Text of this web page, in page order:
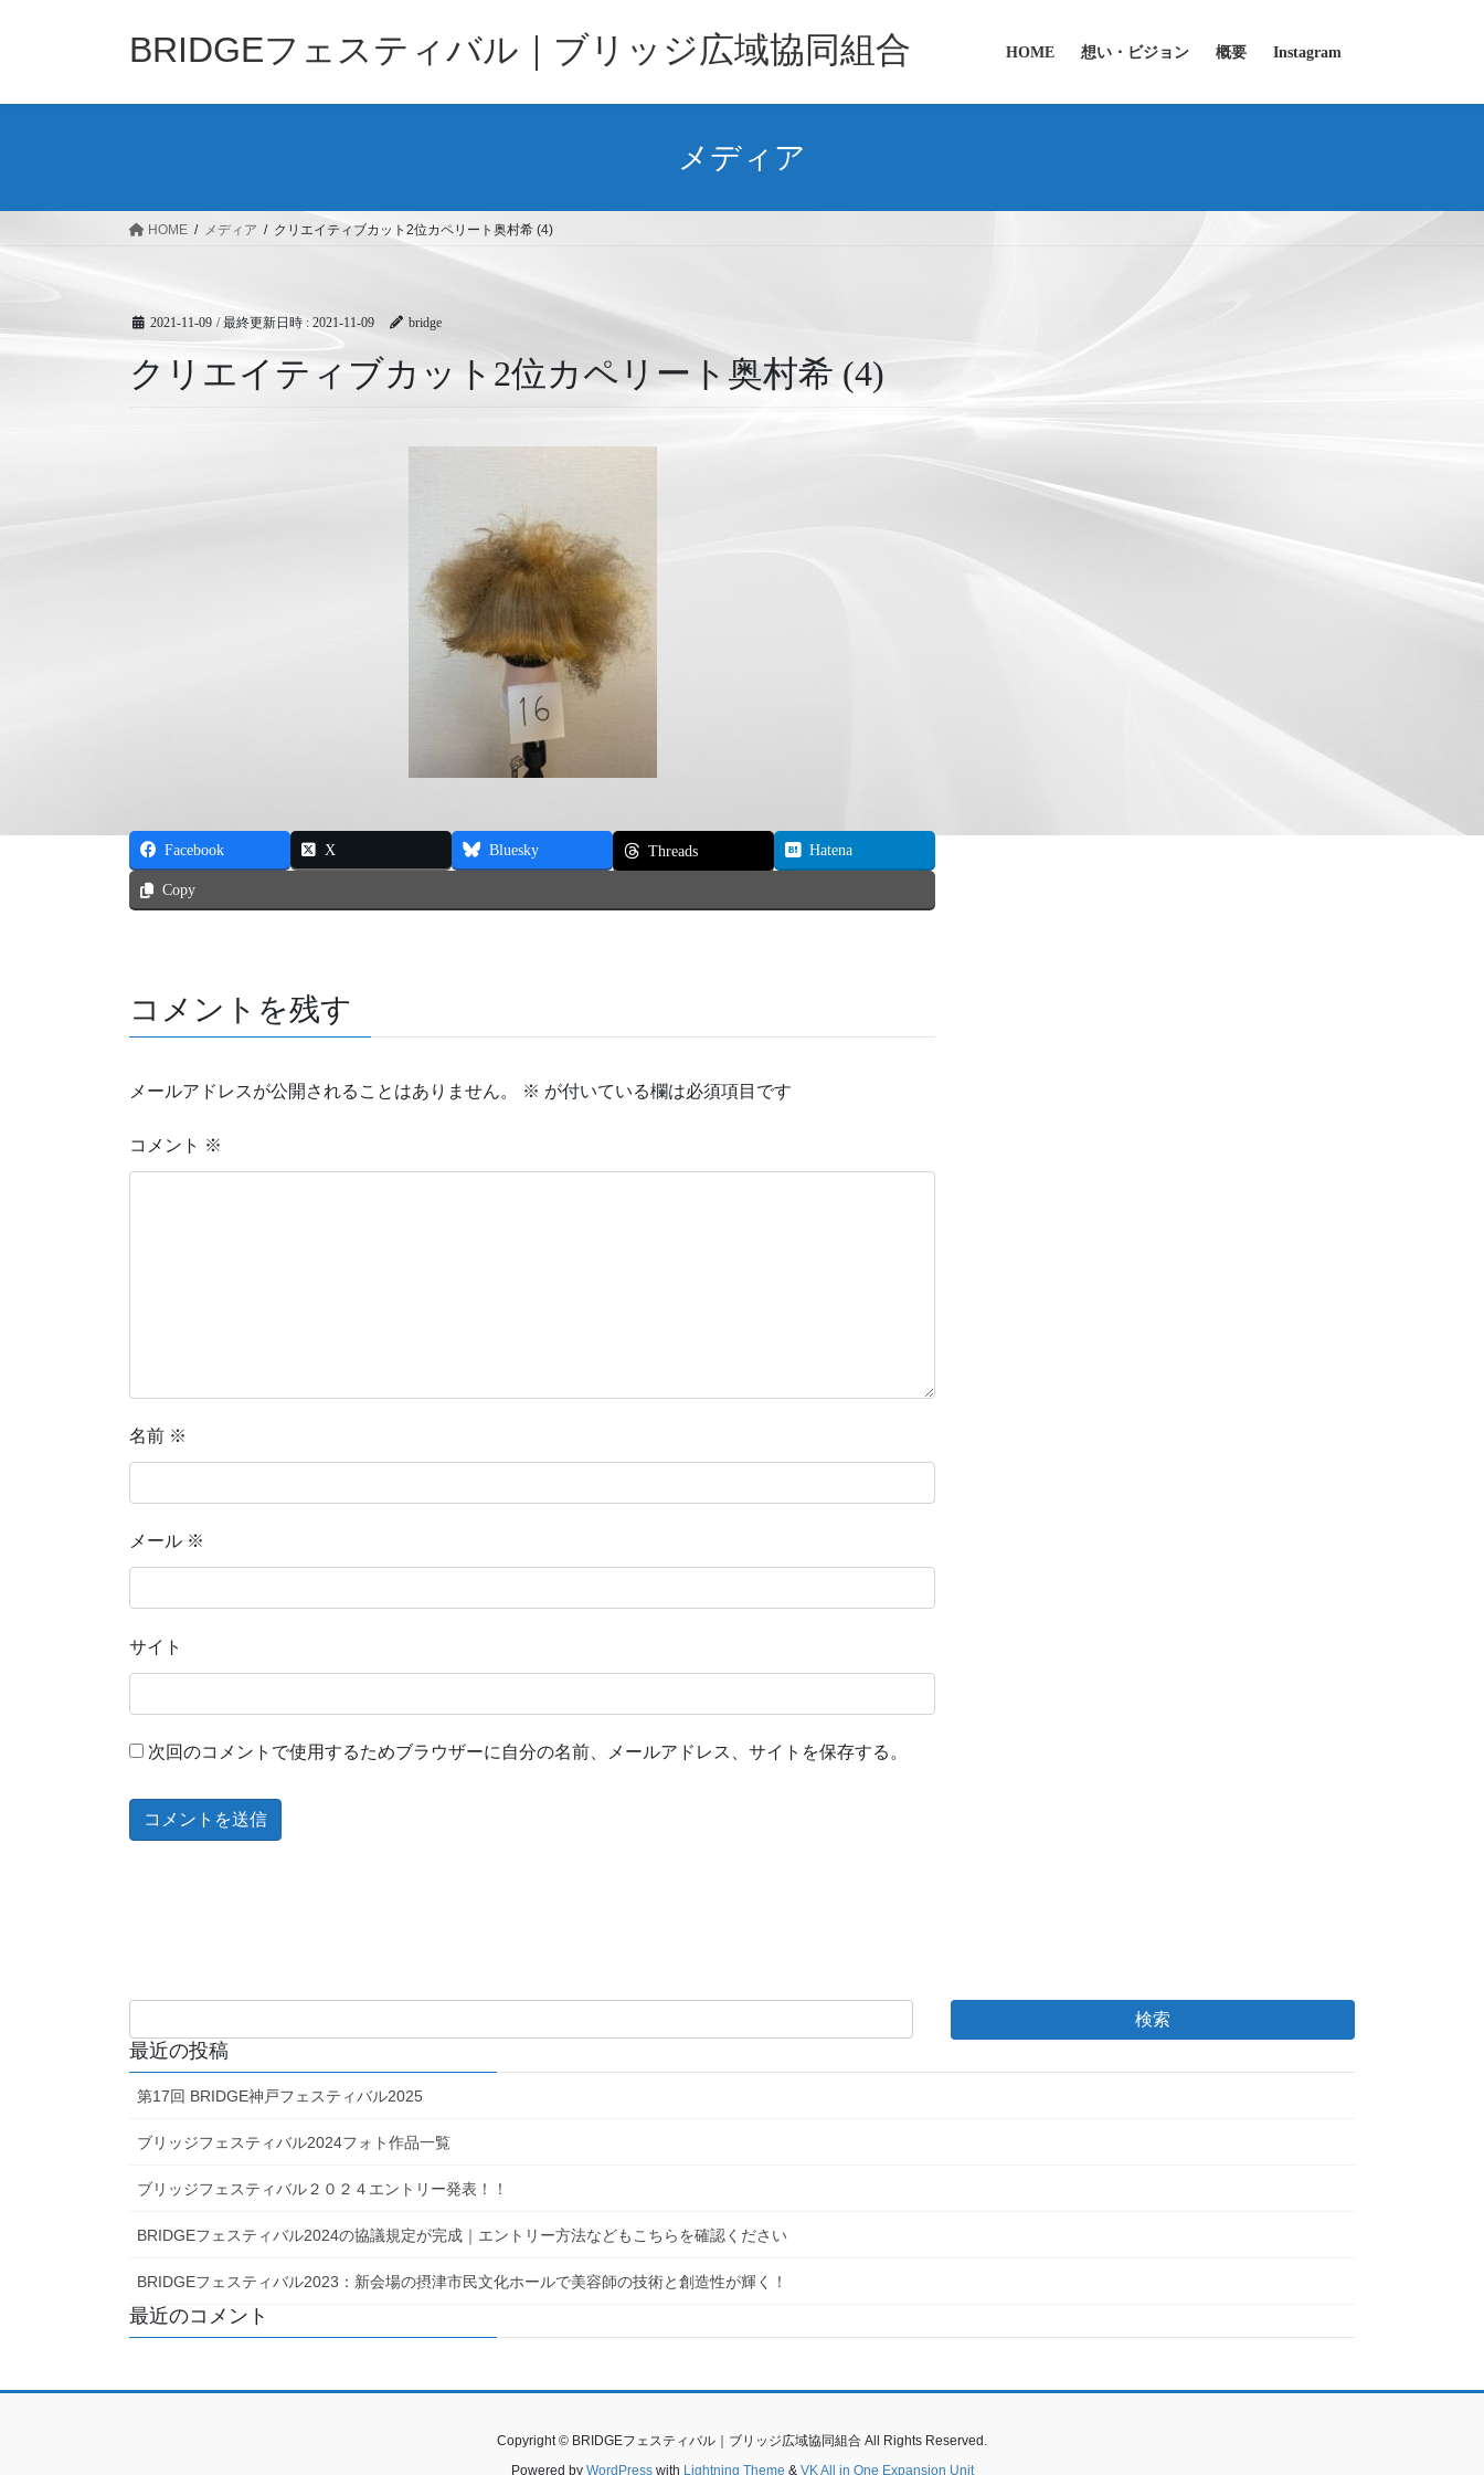
プ
動
BRIDGEフェスティバル｜ブリッジ広域協同組合 HOME 想い・ビジョン 概要 Instagram
メディア
HOME メディア クリエイティブカット2位カペリート奥村希 (4)
2021-11-09 / 最終更新日時 : 2021-11-09 bridge
クリエイティブカット2位カペリート奥村希 (4)
Facebook X Bluesky Threads Hatena
Copy
コメントを残す
メールアドレスが公開されることはありません。 ※ が付いている欄は必須項目です
コメント ※
名前 ※
メール ※
サイト
次回のコメントで使用するためブラウザーに自分の名前、メールアドレス、サイトを保存する。
最近の投稿
第17回 BRIDGE神戸フェスティバル2025
ブリッジフェスティバル2024フォト作品一覧
ブリッジフェスティバル２０２４エントリー発表！！
BRIDGEフェスティバル2024の協議規定が完成｜エントリー方法などもこちらを確認ください
BRIDGEフェスティバル2023：新会場の摂津市民文化ホールで美容師の技術と創造性が輝く！
最近のコメント
Copyright © BRIDGEフェスティバル｜ブリッジ広域協同組合 All Rights Reserved.
Powered by WordPresswith Lightning Theme & VK All in One Expansion Unit